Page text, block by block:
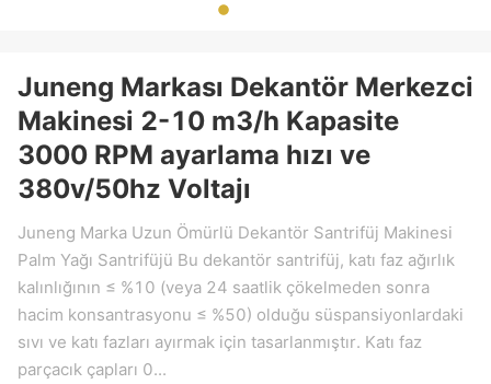
Juneng Markası Dekantör Merkezci
Makinesi 2-10 m3/h Kapasite
3000 RPM ayarlama hızı ve
380v/50hz Voltajı
Juneng Marka Uzun Ömürlü Dekantör Santrifüj Makinesi
Palm Yağı Santrifüjü Bu dekantör santrifüj, katı faz ağırlık
kalınlığının ≤ %10 (veya 24 saatlik çökelmeden sonra
hacim konsantrasyonu ≤ %50) olduğu süspansiyonlardaki
sıvı ve katı fazları ayırmak için tasarlanmıştır. Katı faz
parçacık çapları 0...